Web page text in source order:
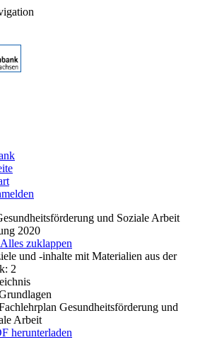
und Soziale Arbeit
2020
Alles zuklappen
und -inhalte mit Materialien aus der
2
Gesundheitsförderung und
Arbeit
herunterladen